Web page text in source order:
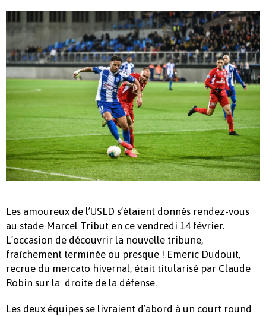
Les amoureux de l’USLD s’étaient donnés rendez-vous
au stade Marcel Tribut en ce vendredi 14 février.
L’occasion de découvrir la nouvelle tribune,
fraîchement terminée ou presque ! Emeric Dudouit,
recrue du mercato hivernal, était titularisé par Claude
Robin sur la droite de la défense.
Les deux équipes se livraient d’abord à un court round